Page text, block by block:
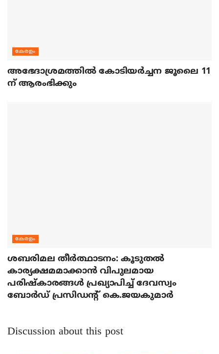
കേരളം
അഭേദാശ്രമത്തില്‍ കോടിയര്‍ച്ചന ജൂലൈ 11
ന് ആരംഭിക്കും
കേരളം
ശബരിമല തീര്‍ത്ഥാടനം: കൂടുതല്‍
കാര്യക്ഷമമാക്കാന്‍ വിപുലമായ
പരിഷ്‌കാരങ്ങള്‍ പ്രഖ്യാപിച്ച് ദേവസ്വം
ബോര്‍ഡ് പ്രസിഡന്റ് കെ.ജയകുമാര്‍
Discussion about this post